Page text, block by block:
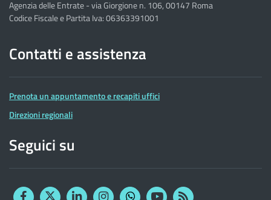
Agenzia delle Entrate - via Giorgione n. 106, 00147 Roma
Codice Fiscale e Partita Iva: 06363391001
Contatti e assistenza
Prenota un appuntamento e recapiti uffici
Direzioni regionali
Seguici su
FacebookTwitterLinkedinInstagram YouTubeRSS